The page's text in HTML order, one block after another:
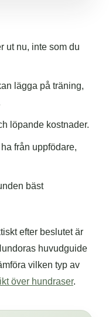
ut nu, inte som du
lägga på träning,
löpande kostnader.
från uppfödare,
bäst
efter beslutet är
huvudguide
vilken typ av
över hundraser.